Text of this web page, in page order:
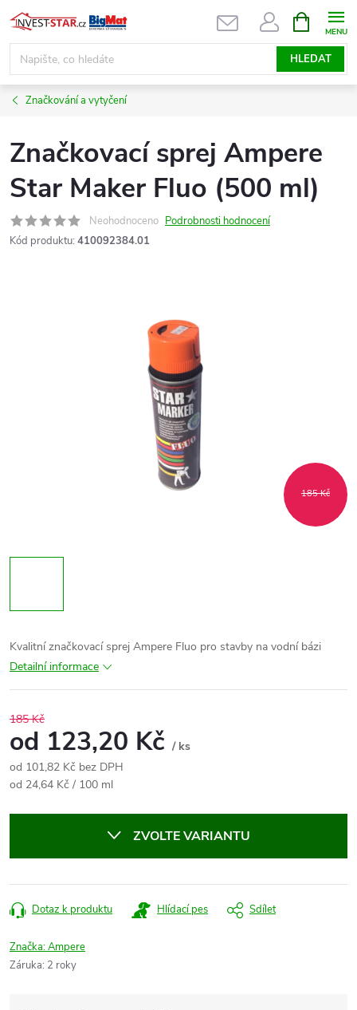
Přejít
na
obsah
HLEDAT
NÁKUPNÍ
KOŠÍK
Značkování a vytyčení
Značkovací sprej Ampere
Star Maker Fluo (500 ml)
Neohodnoceno Podrobnosti hodnocení
Kód produktu: 410092384.01
185 Kč
Kvalitní značkovací sprej Ampere Fluo pro stavby na vodní bázi
Detailní informace
185 Kč
od 123,20 Kč / ks
od 101,82 Kč bez DPH
Měrná
od 24,64 Kč / 100 ml
ZVOLTE VARIANTU
Dotaz k produktu Hlídací pes Sdílet
Značka:Ampere
Záruka: 2 roky